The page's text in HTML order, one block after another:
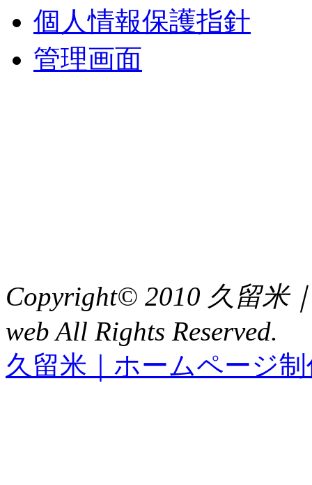
個人情報保護指針
管理画面
Copyright© 2010 久留米
web All Rights Reserved.
久留米｜ホームページ